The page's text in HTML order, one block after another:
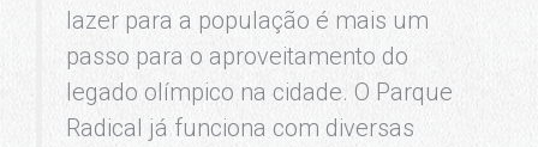
lazer para a população é mais um
passo para o aproveitamento do
legado olímpico na cidade. O Parque
Radical já funciona com diversas